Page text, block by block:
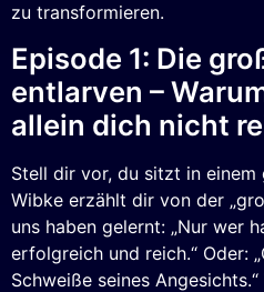
zu transformieren.
Episode 1: Die
entlarven –
allein dich nicht
Stell dir vor, du sitzt in einem
Wibke erzählt dir von der
uns haben gelernt: „Nur wer
erfolgreich und reich.“ Oder:
Schweiße seines